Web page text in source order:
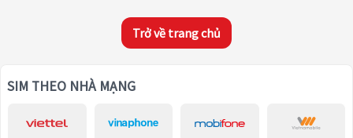
Trở về trang chủ
SIM THEO NHÀ MẠNG